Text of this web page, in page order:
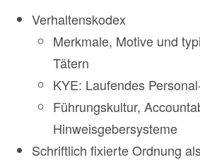
Verhaltenskodex
Merkmale, Motive und
Tätern
KYE: Laufendes
Führungskultur,
Hinweisgebersysteme
Schriftlich fixierte Ordnung